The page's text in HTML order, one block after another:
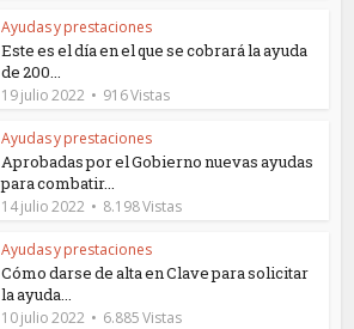
Ayudas y prestaciones
Este es el día en el que se cobrará la ayuda
de 200...
19 julio 2022 916 Vistas
Ayudas y prestaciones
Aprobadas por el Gobierno nuevas ayudas
para combatir...
14 julio 2022 8.198 Vistas
Ayudas y prestaciones
Cómo darse de alta en Clave para solicitar
la ayuda...
10 julio 2022 6.885 Vistas